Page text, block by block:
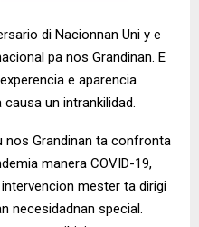
di Nacionnan Uni y e
pa nos Grandinan. E
e aparencia
un intrankilidad.
nos Grandinan ta confronta
manera COVID-19,
mester ta dirigi
necesidadnan special.